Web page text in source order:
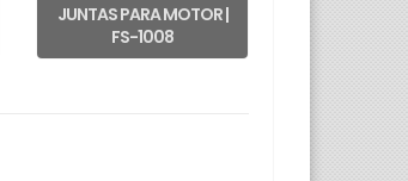
JUNTAS PARA MOTOR |
FS-1008